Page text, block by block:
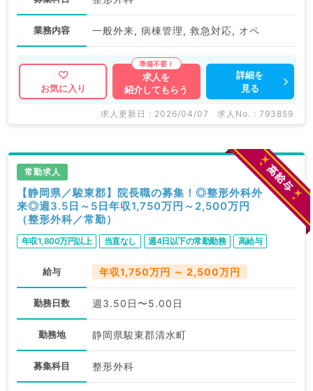
業務内容 一般外来, 病棟管理, 救急対応, オペ
お気に入り
求人を
紹介してもらう
詳細を
見る
求人更新日 : 2026/04/07 求人No. : 793859
常勤求人
【静岡県／駿東郡】院長職の募集！◎整形外科外
来◎週3.5日～5日年収1,750万円～2,500万円
（整形外科／常勤）
年収1,800万円以上 当直なし 週4日以下の常勤勤務 高給与
給与 年収1,750万円 ～ 2,500万円
勤務日数 週3.50日〜5.00日
勤務地 静岡県駿東郡清水町
募集科目 整形外科